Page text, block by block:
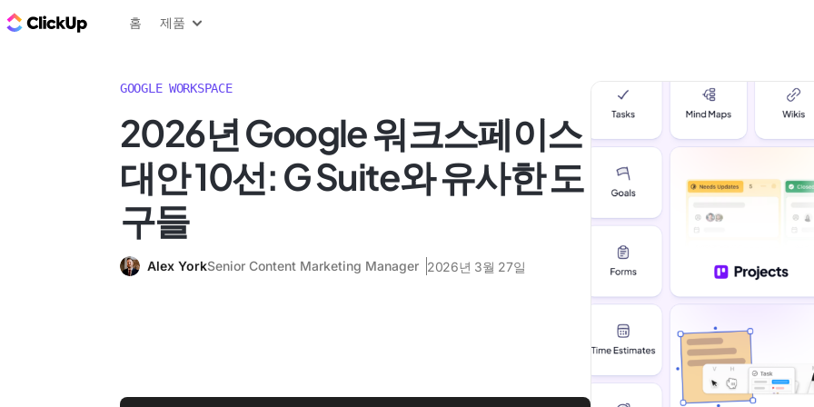
ClickUp 블로그
홈 제품
GOOGLE WORKSPACE
2026년 Google 워크스페이스
대안 10선: G Suite와 유사한 도
구들
Alex YorkSenior Content Marketing Manager 2026년 3월 27일